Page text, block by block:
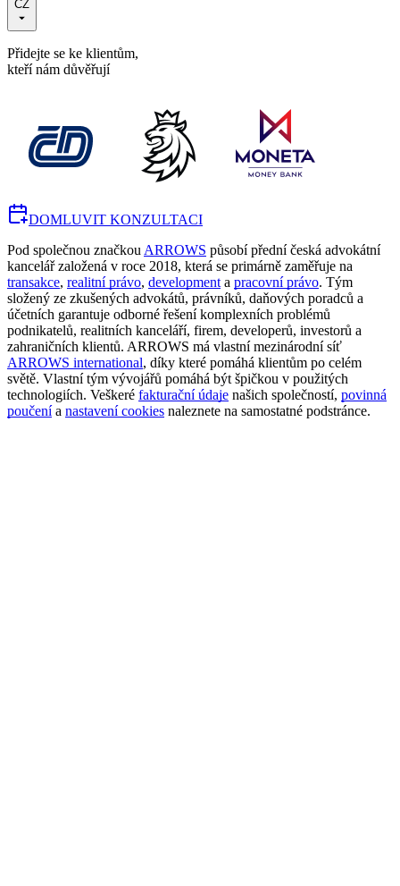
CZ
Přidejte se ke klientům,
kteří nám důvěřují
DOMLUVIT KONZULTACI
Pod společnou značkou ARROWS působí přední česká advokátní
kancelář založená v roce 2018, která se primárně zaměřuje na
transakce, realitní právo, development a pracovní právo. Tým
složený ze zkušených advokátů, právníků, daňových poradců a
účetních garantuje odborné řešení komplexních problémů
podnikatelů, realitních kanceláří, firem, developerů, investorů a
zahraničních klientů. ARROWS má vlastní mezinárodní síť
ARROWS international, díky které pomáhá klientům po celém
světě. Vlastní tým vývojářů pomáhá být špičkou v použitých
technologiích. Veškeré fakturační údaje našich společností, povinná
poučenía nastavení cookies naleznete na samostatné podstránce.